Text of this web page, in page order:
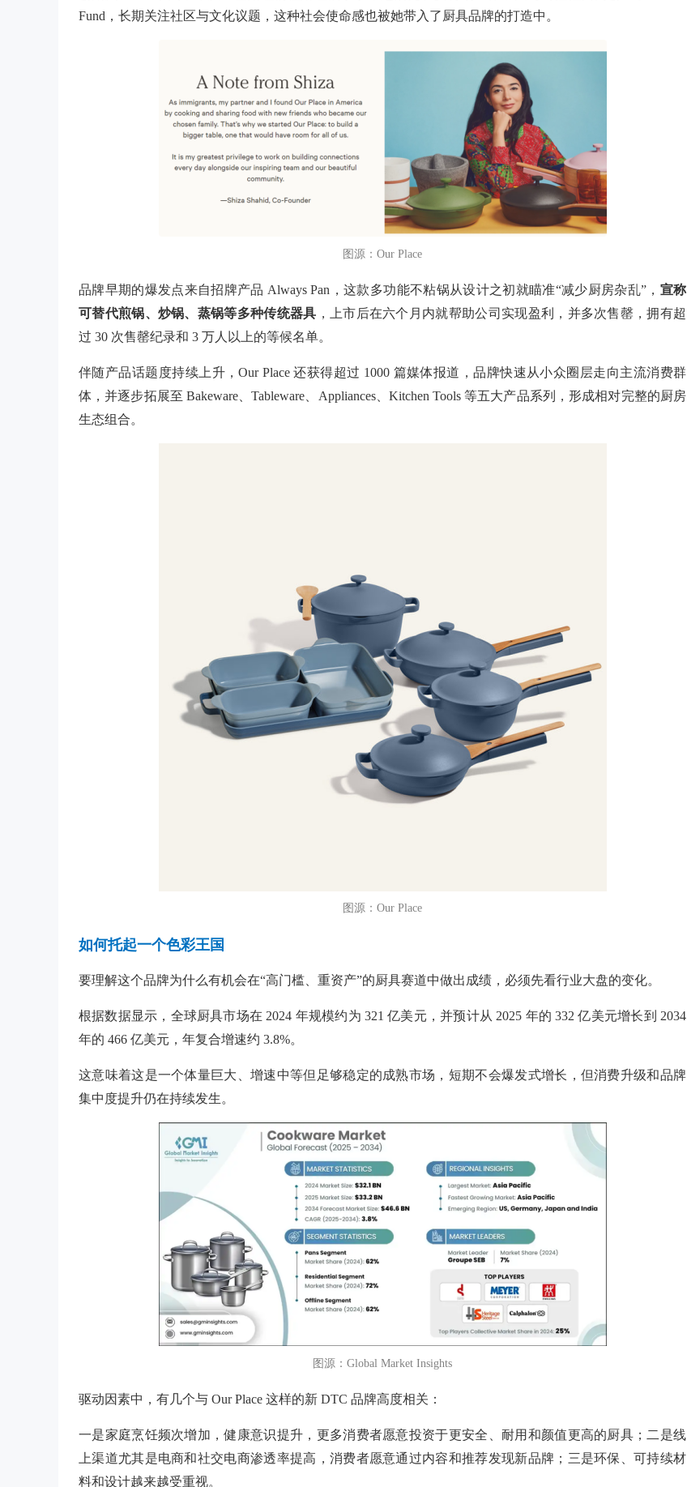
Fund，长期关注社区与文化议题，这种社会使命感也被她带入了厨具品牌的打造中。
图源：Our Place
品牌早期的爆发点来自招牌产品 Always Pan，这款多功能不粘锅从设计之初就瞄准“减少厨房杂乱”， 宣称
可替代煎锅、炒锅、蒸锅等多种传统器具 ，上市后在六个月内就帮助公司实现盈利，并多次售罄，拥有超
过 30 次售罄纪录和 3 万人以上的等候名单。
伴随产品话题度持续上升，Our Place 还获得超过 1000 篇媒体报道，品牌快速从小众圈层走向主流消费群
体，并逐步拓展至 Bakeware、Tableware、Appliances、Kitchen Tools 等五大产品系列，形成相对完整的厨房
生态组合。
图源：Our Place
如何托起一个色彩王国
要理解这个品牌为什么有机会在“高门槛、重资产”的厨具赛道中做出成绩，必须先看行业大盘的变化。
根据数据显示，全球厨具市场在 2024 年规模约为 321 亿美元，并预计从 2025 年的 332 亿美元增长到 2034
年的 466 亿美元，年复合增速约 3.8%。
这意味着这是一个体量巨大、增速中等但足够稳定的成熟市场，短期不会爆发式增长，但消费升级和品牌
集中度提升仍在持续发生。
图源：Global Market Insights
驱动因素中，有几个与 Our Place 这样的新 DTC 品牌高度相关：
一是家庭烹饪频次增加，健康意识提升，更多消费者愿意投资于更安全、耐用和颜值更高的厨具；二是线
上渠道尤其是电商和社交电商渗透率提高，消费者愿意通过内容和推荐发现新品牌；三是环保、可持续材
料和设计越来越受重视。